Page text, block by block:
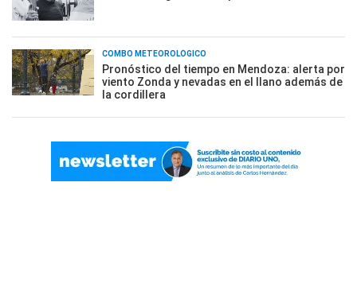
COMBO METEOROLÓGICO
Pronóstico del tiempo en Mendoza: alerta por
viento Zonda y nevadas en el llano además de
la cordillera